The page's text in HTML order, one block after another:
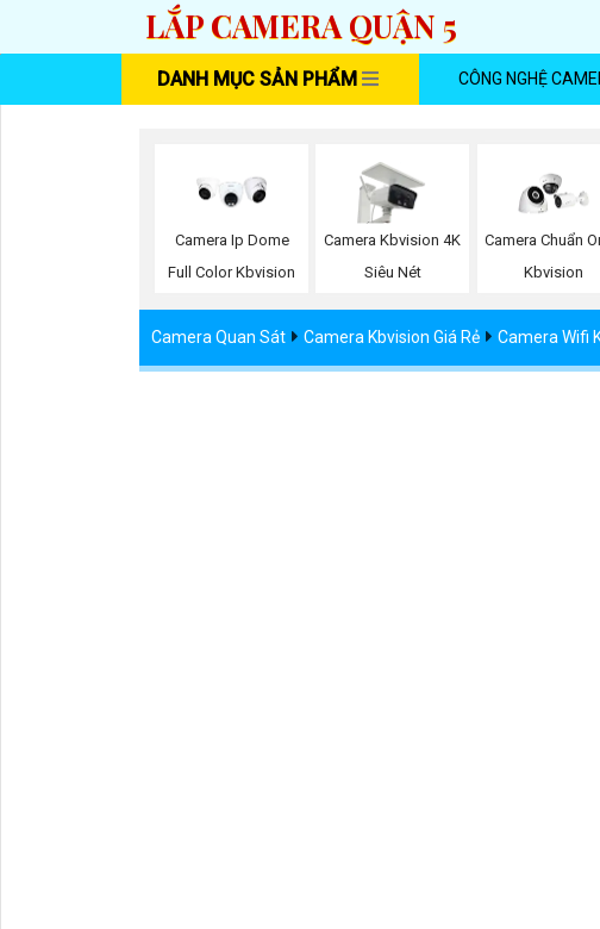
LẮP CAMERA QUẬN 5
DANH MỤC SẢN PHẨM CÔNG NGHỆ
Camera Ip Dome
Full Color Kbvision
Camera Kbvision 4K
Siêu Nét
Camera Chuẩn
Kbvision
Camera Quan Sát Camera Kbvision Giá Rẻ Camera Wifi